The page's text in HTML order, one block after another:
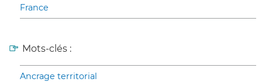
France
Mots-clés :
Ancrage territorial